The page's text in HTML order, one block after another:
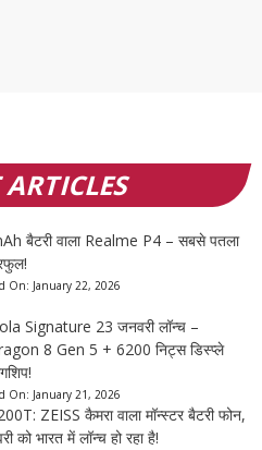
ARTICLES
बैटरी वाला Realme P4 – सबसे पतला
On: January 22, 2026
Signature 23 जनवरी लॉन्च –
8 Gen 5 + 6200 निट्स डिस्प्ले
On: January 21, 2026
ZEISS कैमरा वाला मॉन्स्टर बैटरी फोन,
को भारत में लॉन्च हो रहा है!